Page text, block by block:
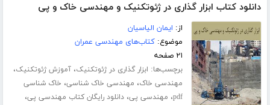
دانلود کتاب ابزار گذاری در ژئوتکنیک و مهندسی خاک و پی
از: ایمان الیاسیان
موضوع:کتاب‌های مهندسی عمران
۲۱ صفحه
برچسب‌ها: ابزار گذاری در ژئوتکنیک،آموزش ژئوتکنیک،
مهندسی خاک، مهندسی خاک شناسی، خاک شناسی
pdf، مهندسی پی،دانلود رایگان کتاب مهندسی پی،